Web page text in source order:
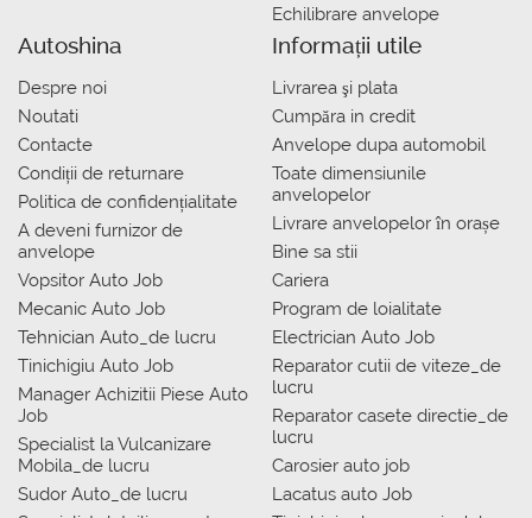
Echilibrare anvelope
Autoshina
Despre noi
Noutati
Contacte
Condiții de returnare
Politica de confidențialitate
A deveni furnizor de
anvelope
Vopsitor Auto Job
Mecanic Auto Job
Tehnician Auto_de lucru
Tinichigiu Auto Job
Manager Achizitii Piese Auto
Job
Specialist la Vulcanizare
Mobila_de lucru
Sudor Auto_de lucru
Informații utile
Livrarea şi plata
Сumpăra in credit
Anvelope dupa automobil
Toate dimensiunile
anvelopelor
Livrare anvelopelor în orașe
Bine sa stii
Cariera
Program de loialitate
Electrician Auto Job
Reparator cutii de viteze_de
lucru
Reparator casete directie_de
lucru
Carosier auto job
Lacatus auto Job